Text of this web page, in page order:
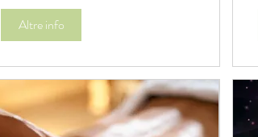
Altre info